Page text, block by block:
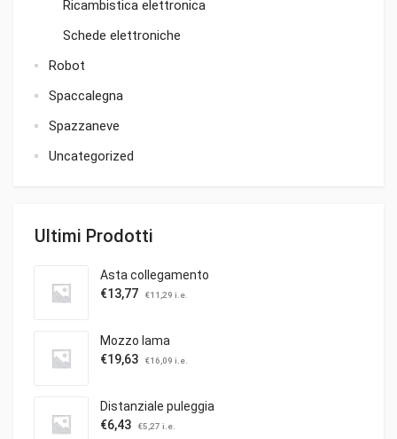
Ricambistica elettronica
Schede elettroniche
Robot
Spaccalegna
Spazzaneve
Uncategorized
Ultimi Prodotti
Asta collegamento
€13,77 €11,29 i.e.
Mozzo lama
€19,63 €16,09 i.e.
Distanziale puleggia
€6,43 €5,27 i.e.